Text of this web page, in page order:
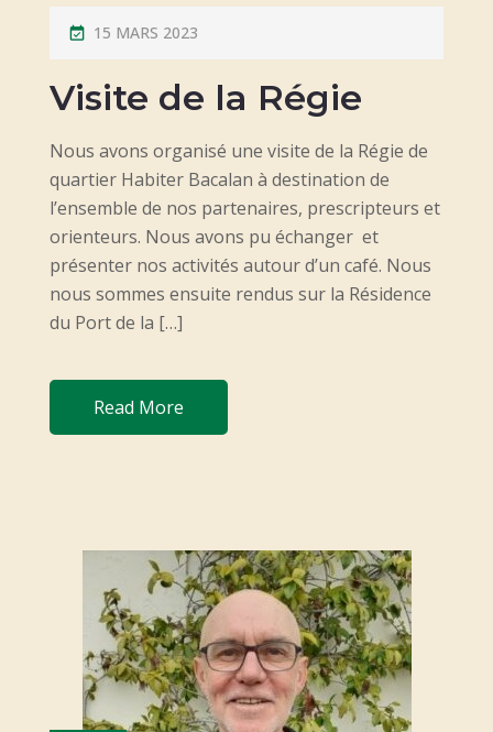
P
O
S
E
D
O
N
15 MARS 2023
Visite de la Régie
Nous avons organisé une visite de la Régie de
quartier Habiter Bacalan à destination de
l’ensemble de nos partenaires, prescripteurs et
orienteurs. Nous avons pu échanger et
présenter nos activités autour d’un café. Nous
nous sommes ensuite rendus sur la Résidence
du Port de la […]
Read More